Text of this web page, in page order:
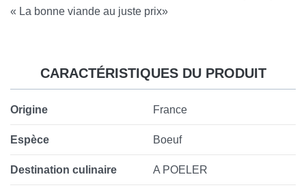
« La bonne viande au juste prix»
CARACTÉRISTIQUES DU PRODUIT
Origine France
Espèce Boeuf
Destination culinaire A POELER